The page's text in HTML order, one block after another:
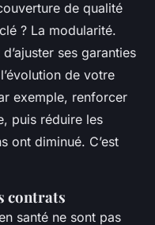
de qualité
? La modularité.
ses garanties
de votre
exemple, renforcer
puis réduire les
ont diminué. C’est
contrats
santé ne sont pas